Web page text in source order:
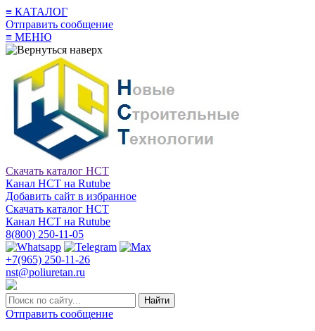
≡ КАТАЛОГ
Отправить сообщение
≡ МЕНЮ
Скачать каталог НСТ
Канал НСТ на Rutube
Добавить сайт в избранное
Скачать каталог НСТ
Канал НСТ на Rutube
8(800) 250-11-05
+7(965) 250-11-26
nst@poliuretan.ru
Найти
Отправить сообщение